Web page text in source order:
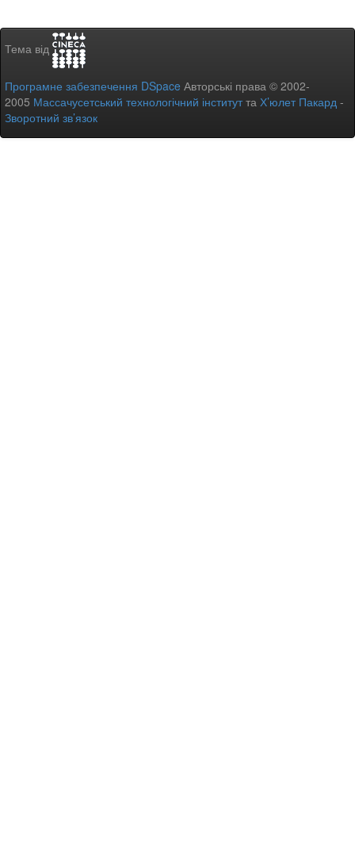
Тема від
Програмне забезпечення DSpace Авторські права © 2002-
2005 Массачусетський технологічний інститутта Х’юлет Пакард -
Зворотний зв’язок